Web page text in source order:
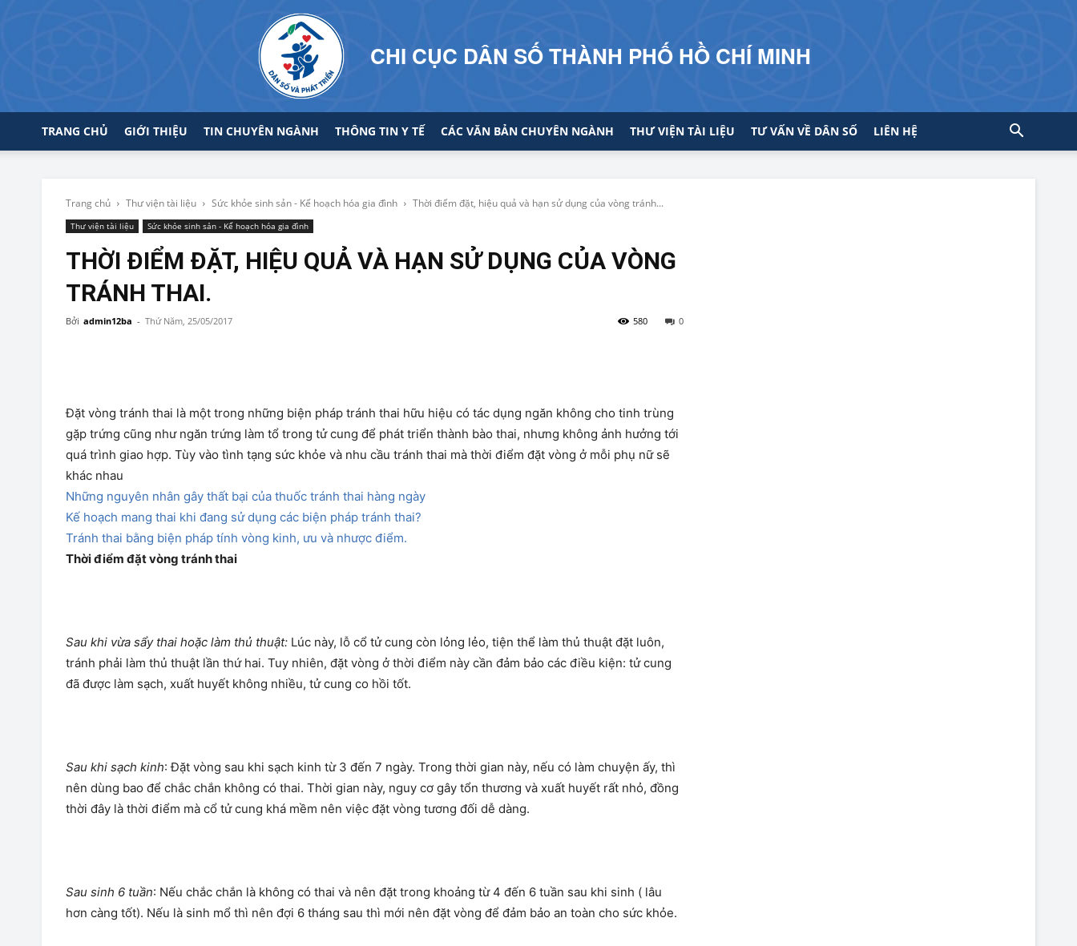
CHI CỤC DÂN SỐ THÀNH PHỐ HỒ CHÍ MINH
TRANG CHỦ GIỚI THIỆU TIN CHUYÊN NGÀNH THÔNG TIN Y TẾ CÁC VĂN BẢN CHUYÊN NGÀNH THƯ VIỆN TÀI LIỆU TƯ VẤN VỀ DÂN SỐ LIÊN HỆ
Trang chủ Thư viện tài liệu Sức khỏe sinh sản - Kế hoạch hóa gia đình Thời điểm đặt, hiệu quả và hạn sử dụng của vòng tránh...
Thư viện tài liệu Sức khỏe sinh sản - Kế hoạch hóa gia đình
THỜI ĐIỂM ĐẶT, HIỆU QUẢ VÀ HẠN SỬ DỤNG CỦA VÒNG
TRÁNH THAI.
Bởi admin12ba - Thứ Năm, 25/05/2017 0
580
Đặt vòng tránh thai là một trong những biện pháp tránh thai hữu hiệu có tác dụng ngăn không cho tinh trùng
gặp trứng cũng như ngăn trứng làm tổ trong tử cung để phát triển thành bào thai, nhưng không ảnh hưởng tới
quá trình giao hợp. Tùy vào tình tạng sức khỏe và nhu cầu tránh thai mà thời điểm đặt vòng ở mỗi phụ nữ sẽ
khác nhau
Những nguyên nhân gây thất bại của thuốc tránh thai hàng ngày
Kế hoạch mang thai khi đang sử dụng các biện pháp tránh thai?
Tránh thai bằng biện pháp tính vòng kinh, ưu và nhược điểm.
Thời điểm đặt vòng tránh thai
Sau khi vừa sẩy thai hoặc làm thủ thuật: Lúc này, lỗ cổ tử cung còn lỏng lẻo, tiện thể làm thủ thuật đặt luôn,
tránh phải làm thủ thuật lần thứ hai. Tuy nhiên, đặt vòng ở thời điểm này cần đảm bảo các điều kiện: tử cung
đã được làm sạch, xuất huyết không nhiều, tử cung co hồi tốt.
Sau khi sạch kinh: Đặt vòng sau khi sạch kinh từ 3 đến 7 ngày. Trong thời gian này, nếu có làm chuyện ấy, thì
nên dùng bao để chắc chắn không có thai. Thời gian này, nguy cơ gây tổn thương và xuất huyết rất nhỏ, đồng
thời đây là thời điểm mà cổ tử cung khá mềm nên việc đặt vòng tương đối dễ dàng.
Sau sinh 6 tuần: Nếu chắc chắn là không có thai và nên đặt trong khoảng từ 4 đến 6 tuần sau khi sinh ( lâu
hơn càng tốt). Nếu là sinh mổ thì nên đợi 6 tháng sau thì mới nên đặt vòng để đảm bảo an toàn cho sức khỏe.